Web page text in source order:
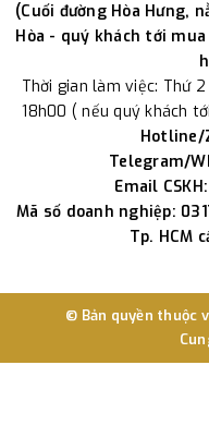
(Cuối đường Hòa Hưng,
Hòa - quý khách tới mua
Thời gian làm việc: Thứ
18h00 ( nếu quý khách
Hotline/
Telegram/
Email
Mã số doanh nghiệp:
Tp. HCM
© Bản quyền thuộc